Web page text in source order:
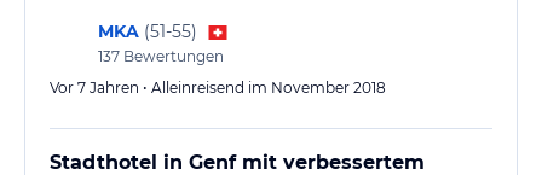
MKA (51-55)
137 Bewertungen
Vor 7 Jahren • Alleinreisend im November 2018
Stadthotel in Genf mit verbessertem